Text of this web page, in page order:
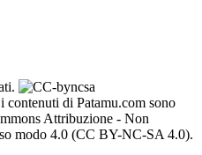
contenuti di Patamu.com sono
Attribuzione - Non
modo 4.0 (CC BY-NC-SA 4.0).